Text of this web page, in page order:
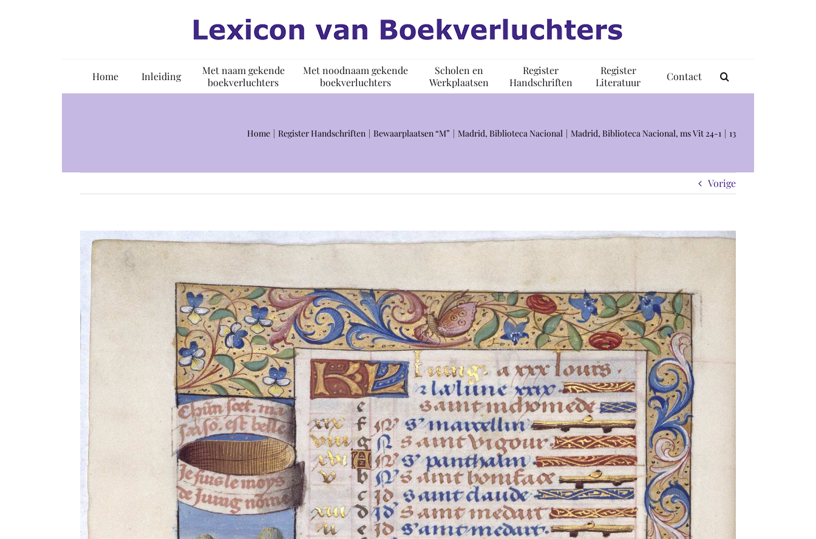
Home Inleiding
Met naam gekende
boekverluchters
Met noodnaam gekende
boekverluchters
Scholen en
Werkplaatsen
Register
Handschriften
Register
Literatuur
Contact
Home Register Handschriften Bewaarplaatsen “M” Madrid, Biblioteca Nacional Madrid, Biblioteca Nacional, ms Vit 24-1 13
Vorige